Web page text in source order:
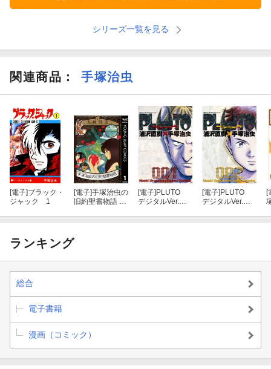
シリーズ一覧を見る
関連商品 ： 手塚治虫
[電子]ブラック・
ジャック 1
[電子]手塚治虫の
旧約聖書物語 1
[電子]PLUTO
デジタルVer.
[電子]PLUTO
デジタルVer.
[
ランキング
総合
電子書籍
漫画（コミック）